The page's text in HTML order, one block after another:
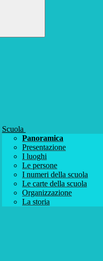
Scuola
Panoramica
Presentazione
I luoghi
Le persone
I numeri della scuola
Le carte della scuola
Organizzazione
La storia